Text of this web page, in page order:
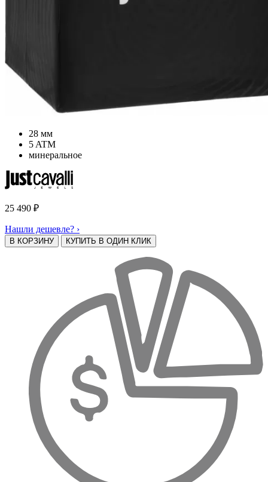
28 мм
5 ATM
минеральное
25 490 ₽
Нашли дешевле? ›
В КОРЗИНУ КУПИТЬ В ОДИН КЛИК